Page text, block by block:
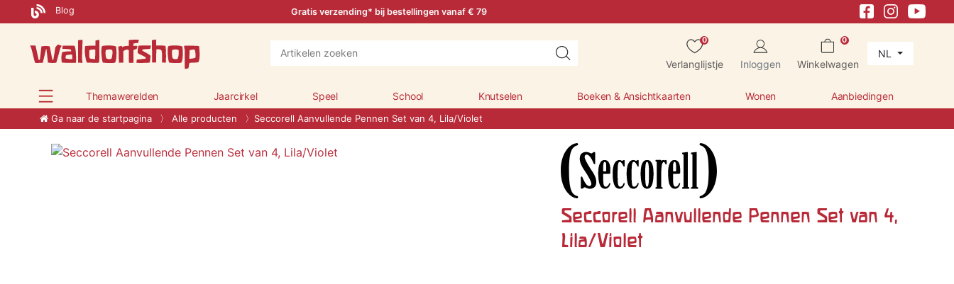
Blog Gratis verzending* bij bestellingen vanaf € 79
0
Verlanglijstje Inloggen
0
Winkelwagen
NL
Themawerelden Jaarcirkel Speel School Knutselen Boeken & Ansichtkaarten Wonen Aanbiedingen
Ga naar de startpagina Alle producten Seccorell Aanvullende Pennen Set van 4, Lila/Violet
Seccorell Aanvullende Pennen Set van 4,
Lila/Violet